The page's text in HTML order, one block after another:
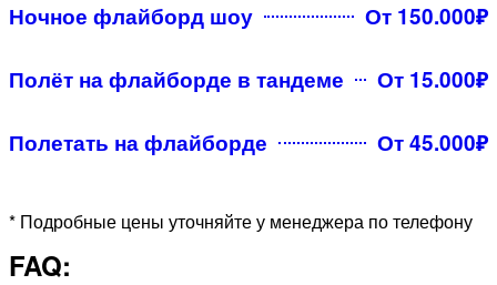
Ночное флайборд шоу От 150.000₽
Полёт на флайборде в тандеме От 15.000₽
Полетать на флайборде От 45.000₽
* Подробные цены уточняйте у менеджера по телефону
FAQ: